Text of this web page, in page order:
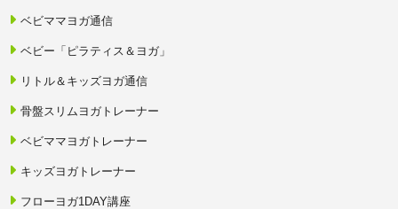
ベビママヨガ通信
ベビー「ピラティス＆ヨガ」
リトル＆キッズヨガ通信
骨盤スリムヨガトレーナー
ベビママヨガトレーナー
キッズヨガトレーナー
フローヨガ1DAY講座